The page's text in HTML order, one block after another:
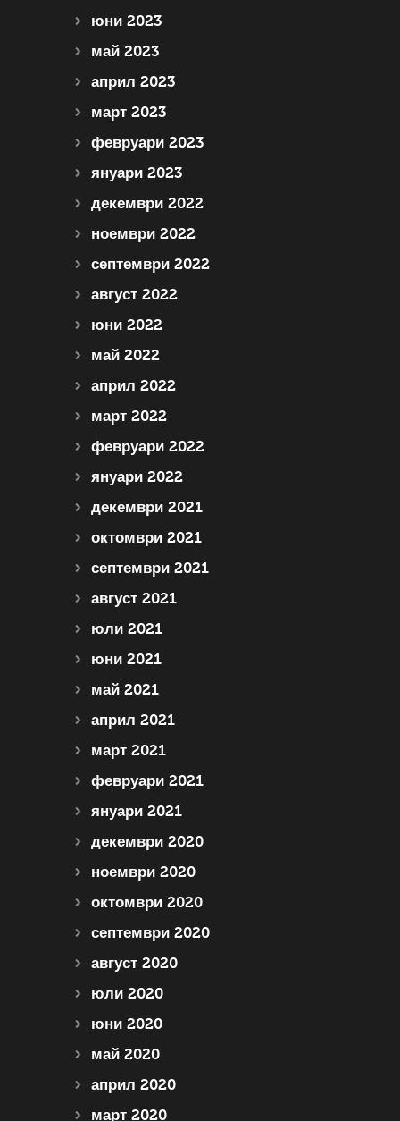
юни 2023
май 2023
април 2023
март 2023
февруари 2023
януари 2023
декември 2022
ноември 2022
септември 2022
август 2022
юни 2022
май 2022
април 2022
март 2022
февруари 2022
януари 2022
декември 2021
октомври 2021
септември 2021
август 2021
юли 2021
юни 2021
май 2021
април 2021
март 2021
февруари 2021
януари 2021
декември 2020
ноември 2020
октомври 2020
септември 2020
август 2020
юли 2020
юни 2020
май 2020
април 2020
март 2020